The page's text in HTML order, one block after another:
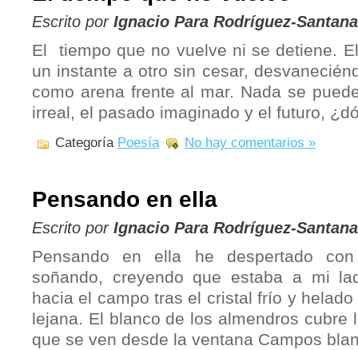
Escrito por Ignacio Para Rodríguez-Santana
El tiempo que no vuelve ni se detiene.
un instante a otro sin cesar,
como arena frente al mar. Nada se
irreal, el pasado imaginado y el futuro,
Categoría Poesía No hay comentarios »
Pensando en ella
Escrito por Ignacio Para Rodríguez-Santana
Pensando en ella he despertado
soñando, creyendo que estaba a mi
hacia el campo tras el cristal frío y
lejana. El blanco de los almendros cubre
que se ven desde la ventana Campos